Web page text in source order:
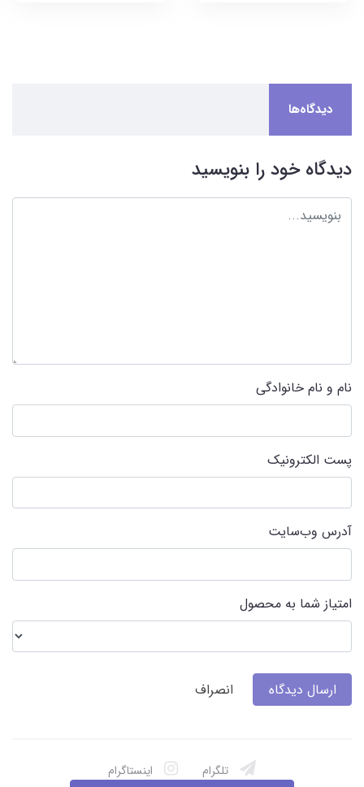
دیدگاه‌ها
دیدگاه خود را بنویسید
نام و نام خانوادگی
پست الکترونیک
آدرس وب‌سایت
امتیاز شما به محصول
ارسال دیدگاه انصراف
تلگرام اینستاگرام